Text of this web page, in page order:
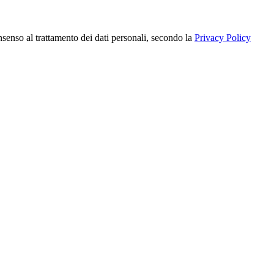
al trattamento dei dati personali, secondo la Privacy Policy